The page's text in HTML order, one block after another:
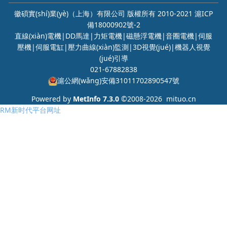
徽碩實(shí)業(yè)（上海）有限公司 版權所有 2010-2021 滬ICP
備18000902號-2
直線(xiàn)電機|DD馬達|力矩電機|磁懸浮電機|音圈電機|伺服
壓機|伺服電缸|壓力曲線(xiàn)監測|3D視覺(jué)|機器人視覺
(jué)引導
021-67882838
滬公網(wǎng)安備31011702890547號
Powered by MetInfo 7.3.0©2008-2026 mituo.cn
RM新时代平台网址